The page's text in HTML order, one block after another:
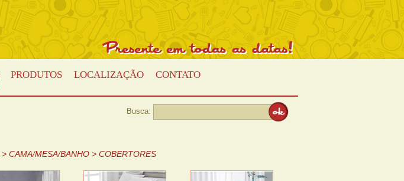
PRODUTOS LOCALIZAÇÃO
CONTATO
Busca:
> CAMA/MESA/BANHO > COBERTORES